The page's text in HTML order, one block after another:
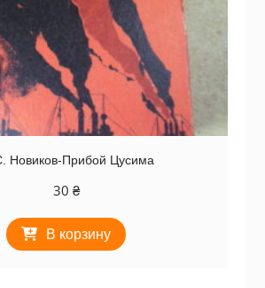
Новиков-Прибой Цусима
30 ₴
В корзину